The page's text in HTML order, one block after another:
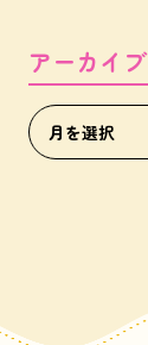
アーカイブ